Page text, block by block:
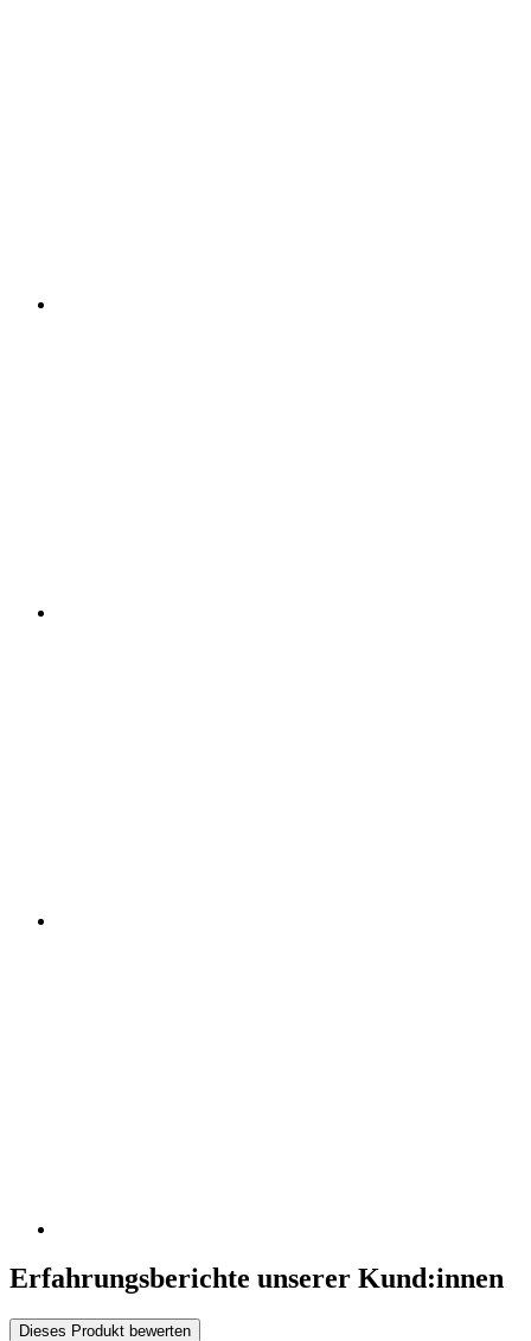
Erfahrungsberichte unserer Kund:innen
Dieses Produkt bewerten